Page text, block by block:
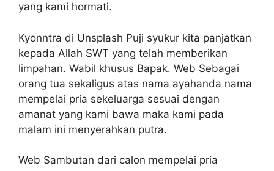
yang kami hormati.
Kyonntra di Unsplash Puji syukur kita panjatkan
kepada Allah SWT yang telah memberikan
limpahan. Wabil khusus Bapak. Web Sebagai
orang tua sekaligus atas nama ayahanda nama
mempelai pria sekeluarga sesuai dengan
amanat yang kami bawa maka kami pada
malam ini menyerahkan putra.
Web Sambutan dari calon mempelai pria